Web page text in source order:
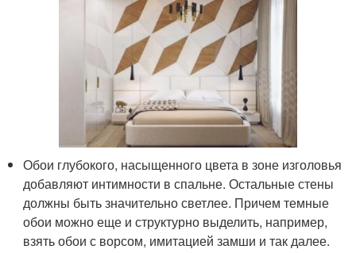
Обои глубокого, насыщенного цвета в зоне изголовья
добавляют интимности в спальне. Остальные стены
должны быть значительно светлее. Причем темные
обои можно еще и структурно выделить, например,
взять обои с ворсом, имитацией замши и так далее.